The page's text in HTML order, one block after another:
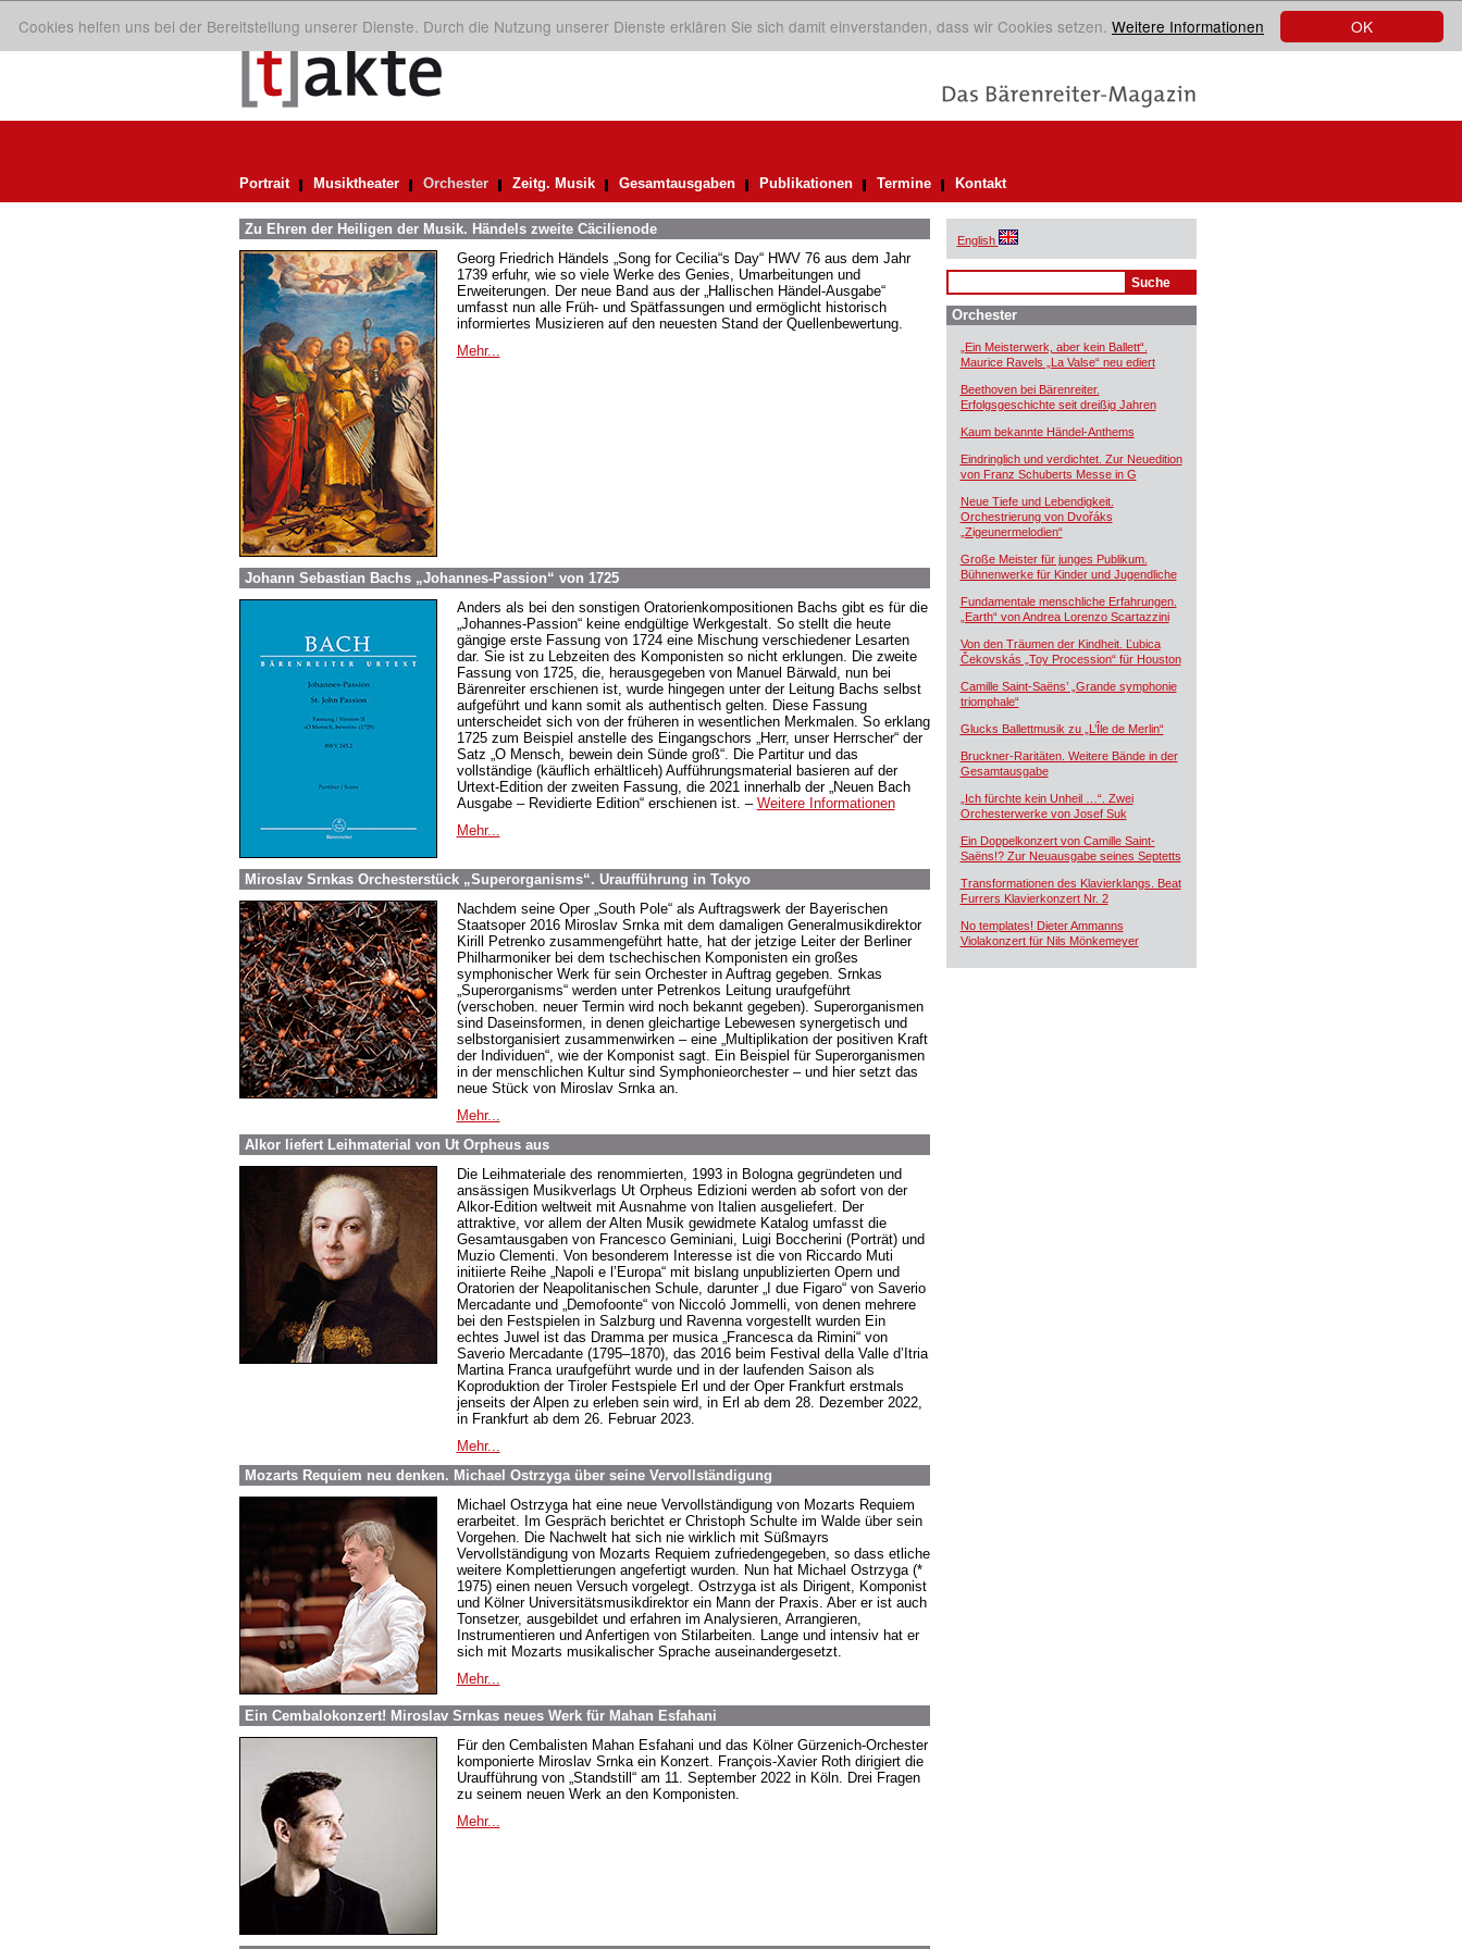
OK
Cookies helfen uns bei der Bereitstellung unserer Dienste. Durch die Nutzung unserer Dienste erklären Sie sich damit einverstanden, dass wir Cookies setzen. Weitere Informationen
Portrait Musiktheater Orchester Zeitg. Musik Gesamtausgaben Publikationen Termine Kontakt
Zu Ehren der Heiligen der Musik. Händels zweite Cäcilienode
Georg Friedrich Händels „Song for Cecilia“s Day“ HWV 76 aus dem Jahr
1739 erfuhr, wie so viele Werke des Genies, Umarbeitungen und
Erweiterungen. Der neue Band aus der „Hallischen Händel-Ausgabe“
umfasst nun alle Früh- und Spätfassungen und ermöglicht historisch
informiertes Musizieren auf den neuesten Stand der Quellenbewertung.
Mehr...
Johann Sebastian Bachs „Johannes-Passion“ von 1725
Anders als bei den sonstigen Oratorienkompositionen Bachs gibt es für die
„Johannes-Passion“ keine endgültige Werkgestalt. So stellt die heute
gängige erste Fassung von 1724 eine Mischung verschiedener Lesarten
dar. Sie ist zu Lebzeiten des Komponisten so nicht erklungen. Die zweite
Fassung von 1725, die, herausgegeben von Manuel Bärwald, nun bei
Bärenreiter erschienen ist, wurde hingegen unter der Leitung Bachs selbst
aufgeführt und kann somit als authentisch gelten. Diese Fassung
unterscheidet sich von der früheren in wesentlichen Merkmalen. So erklang
1725 zum Beispiel anstelle des Eingangschors „Herr, unser Herrscher“ der
Satz „O Mensch, bewein dein Sünde groß“. Die Partitur und das
vollständige (käuflich erhältliceh) Aufführungsmaterial basieren auf der
Urtext-Edition der zweiten Fassung, die 2021 innerhalb der „Neuen Bach
Ausgabe – Revidierte Edition“ erschienen ist. – Weitere Informationen
Mehr...
Miroslav Srnkas Orchesterstück „Superorganisms“. Uraufführung in Tokyo
Nachdem seine Oper „South Pole“ als Auftragswerk der Bayerischen
Staatsoper 2016 Miroslav Srnka mit dem damaligen Generalmusikdirektor
Kirill Petrenko zusammengeführt hatte, hat der jetzige Leiter der Berliner
Philharmoniker bei dem tschechischen Komponisten ein großes
symphonischer Werk für sein Orchester in Auftrag gegeben. Srnkas
„Superorganisms“ werden unter Petrenkos Leitung uraufgeführt
(verschoben. neuer Termin wird noch bekannt gegeben). Superorganismen
sind Daseinsformen, in denen gleichartige Lebewesen synergetisch und
selbstorganisiert zusammenwirken – eine „Multiplikation der positiven Kraft
der Individuen“, wie der Komponist sagt. Ein Beispiel für Superorganismen
in der menschlichen Kultur sind Symphonieorchester – und hier setzt das
neue Stück von Miroslav Srnka an.
Mehr...
Alkor liefert Leihmaterial von Ut Orpheus aus
Die Leihmateriale des renommierten, 1993 in Bologna gegründeten und
ansässigen Musikverlags Ut Orpheus Edizioni werden ab sofort von der
Alkor-Edition weltweit mit Ausnahme von Italien ausgeliefert. Der
attraktive, vor allem der Alten Musik gewidmete Katalog umfasst die
Gesamtausgaben von Francesco Geminiani, Luigi Boccherini (Porträt) und
Muzio Clementi. Von besonderem Interesse ist die von Riccardo Muti
initiierte Reihe „Napoli e l’Europa“ mit bislang unpublizierten Opern und
Oratorien der Neapolitanischen Schule, darunter „I due Figaro“ von Saverio
Mercadante und „Demofoonte“ von Niccoló Jommelli, von denen mehrere
bei den Festspielen in Salzburg und Ravenna vorgestellt wurden Ein
echtes Juwel ist das Dramma per musica „Francesca da Rimini“ von
Saverio Mercadante (1795–1870), das 2016 beim Festival della Valle d’Itria
Martina Franca uraufgeführt wurde und in der laufenden Saison als
Koproduktion der Tiroler Festspiele Erl und der Oper Frankfurt erstmals
jenseits der Alpen zu erleben sein wird, in Erl ab dem 28. Dezember 2022,
in Frankfurt ab dem 26. Februar 2023.
Mehr...
Mozarts Requiem neu denken. Michael Ostrzyga über seine Vervollständigung
Michael Ostrzyga hat eine neue Vervollständigung von Mozarts Requiem
erarbeitet. Im Gespräch berichtet er Christoph Schulte im Walde über sein
Vorgehen. Die Nachwelt hat sich nie wirklich mit Süßmayrs
Vervollständigung von Mozarts Requiem zufriedengegeben, so dass etliche
weitere Komplettierungen angefertigt wurden. Nun hat Michael Ostrzyga (*
1975) einen neuen Versuch vorgelegt. Ostrzyga ist als Dirigent, Komponist
und Kölner Universitätsmusikdirektor ein Mann der Praxis. Aber er ist auch
Tonsetzer, ausgebildet und erfahren im Analysieren, Arrangieren,
Instrumentieren und Anfertigen von Stilarbeiten. Lange und intensiv hat er
sich mit Mozarts musikalischer Sprache auseinandergesetzt.
Mehr...
Ein Cembalokonzert! Miroslav Srnkas neues Werk für Mahan Esfahani
Für den Cembalisten Mahan Esfahani und das Kölner Gürzenich-Orchester
komponierte Miroslav Srnka ein Konzert. François-Xavier Roth dirigiert die
Uraufführung von „Standstill“ am 11. September 2022 in Köln. Drei Fragen
zu seinem neuen Werk an den Komponisten.
Mehr...
English
Orchester
„Ein Meisterwerk, aber kein Ballett“.
Maurice Ravels „La Valse“ neu ediert
Beethoven bei Bärenreiter.
Erfolgsgeschichte seit dreißig Jahren
Kaum bekannte Händel-Anthems
Eindringlich und verdichtet. Zur Neuedition
von Franz Schuberts Messe in G
Neue Tiefe und Lebendigkeit.
Orchestrierung von Dvořáks
„Zigeunermelodien“
Große Meister für junges Publikum.
Bühnenwerke für Kinder und Jugendliche
Fundamentale menschliche Erfahrungen.
„Earth“ von Andrea Lorenzo Scartazzini
Von den Träumen der Kindheit. Ľubica
Čekovskás „Toy Procession“ für Houston
Camille Saint-Saëns’ „Grande symphonie
triomphale“
Glucks Ballettmusik zu „L’Île de Merlin“
Bruckner-Raritäten. Weitere Bände in der
Gesamtausgabe
„Ich fürchte kein Unheil …“. Zwei
Orchesterwerke von Josef Suk
Ein Doppelkonzert von Camille Saint-
Saëns!? Zur Neuausgabe seines Septetts
Transformationen des Klavierklangs. Beat
Furrers Klavierkonzert Nr. 2
No templates! Dieter Ammanns
Violakonzert für Nils Mönkemeyer